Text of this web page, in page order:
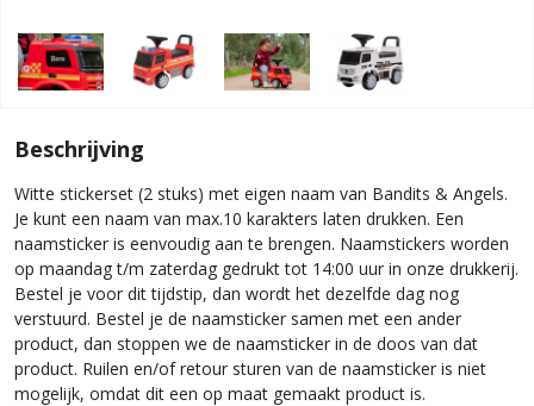
Beschrijving
Witte stickerset (2 stuks) met eigen naam van Bandits & Angels.
Je kunt een naam van max.10 karakters laten drukken. Een
naamsticker is eenvoudig aan te brengen. Naamstickers worden
op maandag t/m zaterdag gedrukt tot 14:00 uur in onze drukkerij.
Bestel je voor dit tijdstip, dan wordt het dezelfde dag nog
verstuurd. Bestel je de naamsticker samen met een ander
product, dan stoppen we de naamsticker in de doos van dat
product. Ruilen en/of retour sturen van de naamsticker is niet
mogelijk, omdat dit een op maat gemaakt product is.